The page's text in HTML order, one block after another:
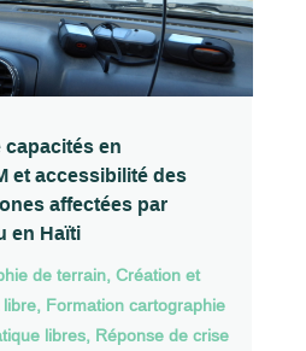
capacités en
et accessibilité des
affectées par
en Haïti
de terrain, Création et
, Formation cartographie
libres, Réponse de crise